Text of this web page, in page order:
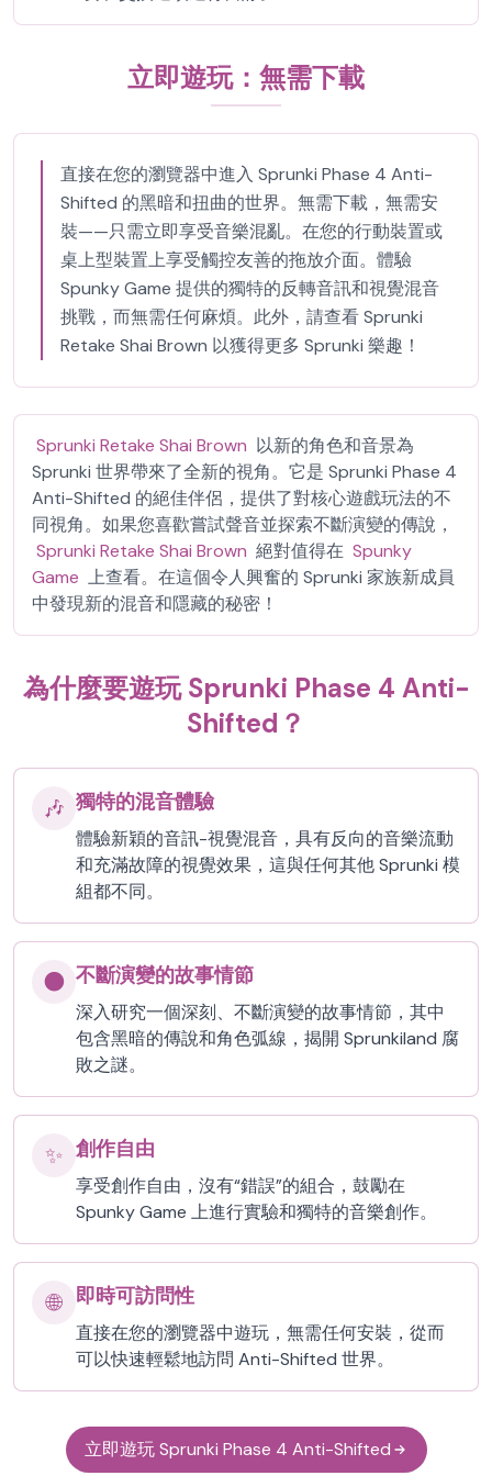
立即遊玩：無需下載
直接在您的瀏覽器中進入 Sprunki Phase 4 Anti-
Shifted 的黑暗和扭曲的世界。無需下載，無需安
裝——只需立即享受音樂混亂。在您的行動裝置或
桌上型裝置上享受觸控友善的拖放介面。體驗
Spunky Game 提供的獨特的反轉音訊和視覺混音
挑戰，而無需任何麻煩。此外，請查看 Sprunki
Retake Shai Brown 以獲得更多 Sprunki 樂趣！
Sprunki Retake Shai Brown 以新的角色和音景為
Sprunki 世界帶來了全新的視角。它是 Sprunki Phase 4
Anti-Shifted 的絕佳伴侶，提供了對核心遊戲玩法的不
同視角。如果您喜歡嘗試聲音並探索不斷演變的傳說，
Sprunki Retake Shai Brown 絕對值得在 Spunky
Game 上查看。在這個令人興奮的 Sprunki 家族新成員
中發現新的混音和隱藏的秘密！
為什麼要遊玩 Sprunki Phase 4 Anti-
Shifted？
🎶 獨特的混音體驗
體驗新穎的音訊-視覺混音，具有反向的音樂流動
和充滿故障的視覺效果，這與任何其他 Sprunki 模
組都不同。
🌑 不斷演變的故事情節
深入研究一個深刻、不斷演變的故事情節，其中
包含黑暗的傳說和角色弧線，揭開 Sprunkiland 腐
敗之謎。
✨ 創作自由
享受創作自由，沒有“錯誤”的組合，鼓勵在
Spunky Game 上進行實驗和獨特的音樂創作。
🌐 即時可訪問性
直接在您的瀏覽器中遊玩，無需任何安裝，從而
可以快速輕鬆地訪問 Anti-Shifted 世界。
立即遊玩 Sprunki Phase 4 Anti-Shifted